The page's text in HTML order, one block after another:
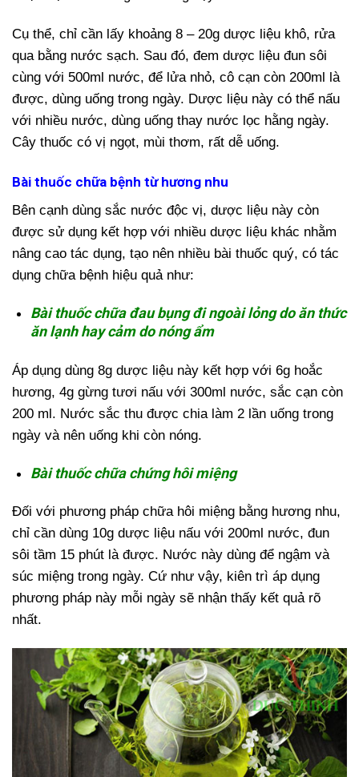
Cụ thể, chỉ cần lấy khoảng 8 – 20g dược liệu khô, rửa
qua bằng nước sạch. Sau đó, đem dược liệu đun sôi
cùng với 500ml nước, để lửa nhỏ, cô cạn còn 200ml là
được, dùng uống trong ngày. Dược liệu này có thể nấu
với nhiều nước, dùng uống thay nước lọc hằng ngày.
Cây thuốc có vị ngọt, mùi thơm, rất dễ uống.
Bài thuốc chữa bệnh từ hương nhu
Bên cạnh dùng sắc nước độc vị, dược liệu này còn
được sử dụng kết hợp với nhiều dược liệu khác nhằm
nâng cao tác dụng, tạo nên nhiều bài thuốc quý, có tác
dụng chữa bệnh hiệu quả như:
Bài thuốc chữa đau bụng đi ngoài lỏng do ăn thức
ăn lạnh hay cảm do nóng ẩm
Áp dụng dùng 8g dược liệu này kết hợp với 6g hoắc
hương, 4g gừng tươi nấu với 300ml nước, sắc cạn còn
200 ml. Nước sắc thu được chia làm 2 lần uống trong
ngày và nên uống khi còn nóng.
Bài thuốc chữa chứng hôi miệng
Đối với phương pháp chữa hôi miệng bằng hương nhu,
chỉ cần dùng 10g dược liệu nấu với 200ml nước, đun
sôi tầm 15 phút là được. Nước này dùng để ngậm và
súc miệng trong ngày. Cứ như vậy, kiên trì áp dụng
phương pháp này mỗi ngày sẽ nhận thấy kết quả rõ
nhất.